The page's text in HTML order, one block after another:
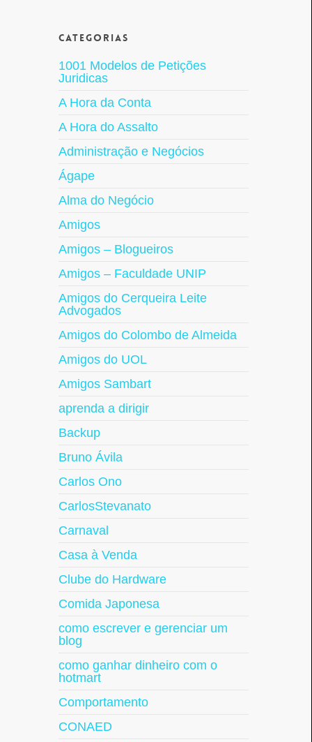
Categorias
1001 Modelos de Petições
Juridicas
A Hora da Conta
A Hora do Assalto
Administração e Negócios
Ágape
Alma do Negócio
Amigos
Amigos – Blogueiros
Amigos – Faculdade UNIP
Amigos do Cerqueira Leite
Advogados
Amigos do Colombo de Almeida
Amigos do UOL
Amigos Sambart
aprenda a dirigir
Backup
Bruno Ávila
Carlos Ono
CarlosStevanato
Carnaval
Casa à Venda
Clube do Hardware
Comida Japonesa
como escrever e gerenciar um
blog
como ganhar dinheiro com o
hotmart
Comportamento
CONAED